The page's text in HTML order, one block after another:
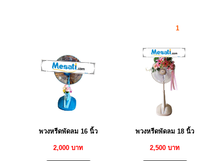
1
พวงหรีดพัดลม 16 นิ้ว
2,000 บาท
พวงหรีดพัดลม 18 นิ้ว
2,500 บาท